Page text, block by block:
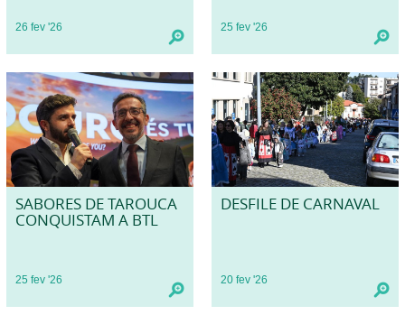
26 fev '26 25 fev '26
SABORES DE TAROUCA
CONQUISTAM A BTL
25 fev '26
DESFILE DE CARNAVAL
20 fev '26